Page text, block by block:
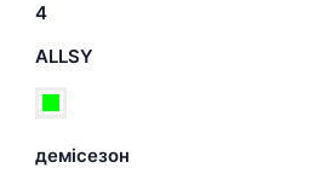
4
ALLSY
демісезон